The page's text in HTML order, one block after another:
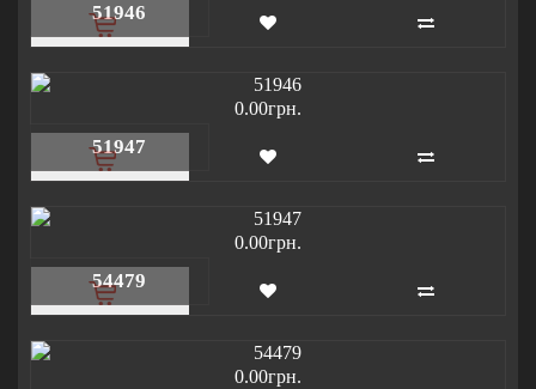
51946
0.00грн.
51947
0.00грн.
54479
0.00грн.